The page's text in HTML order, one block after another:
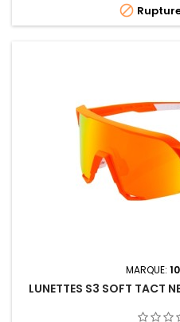

MARQUE:
LUNETTES S3 SOFT TACT